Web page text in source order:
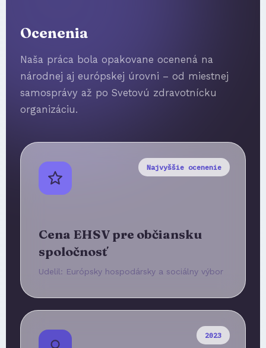
Ocenenia
Naša práca bola opakovane ocenená na
národnej aj európskej úrovni – od miestnej
samosprávy až po Svetovú zdravotnícku
organizáciu.
Najvyššie ocenenie
Cena EHSV pre občiansku
spoločnosť
Udelil: Európsky hospodársky a sociálny výbor
2023